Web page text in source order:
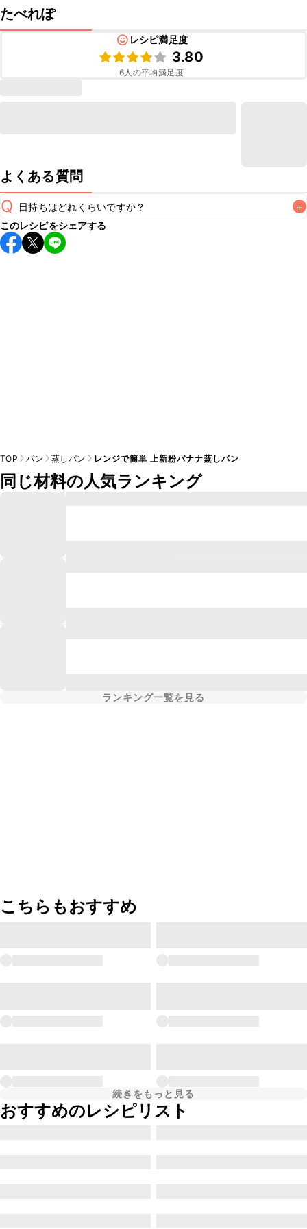
たべれぽ
レシピ満足度
3.80
6人の平均満足度
よくある質問
Q 日持ちはどれくらいですか？ +
保存期間は冷蔵で翌日中が目安です。なるべくお早めにお召
し上がりください。
このレシピをシェアする
TOP パン 蒸しパン レンジで簡単 上新粉バナナ蒸しパン
同じ材料の人気ランキング
ランキング一覧を見る
こちらもおすすめ
続きをもっと見る
おすすめのレシピリスト